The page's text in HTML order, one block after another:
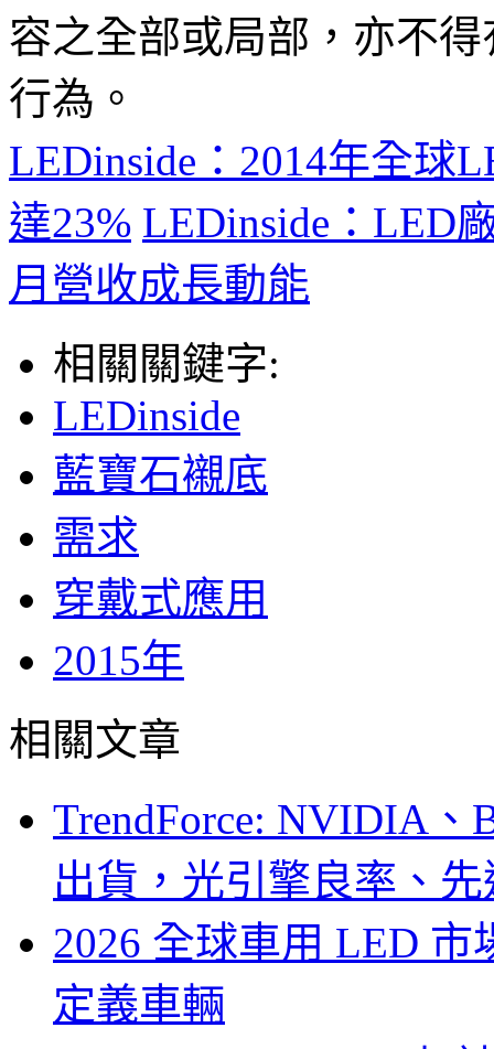
容之全部或局部，亦不
行為。
LEDinside：2014年全球
達23% LEDinside：LED
月營收成長動能
相關關鍵字:
LEDinside
藍寶石襯底
需求
穿戴式應用
2015年
相關文章
TrendForce: NVIDIA、
出貨，光引擎良率、
2026 全球車用 LED
定義車輛